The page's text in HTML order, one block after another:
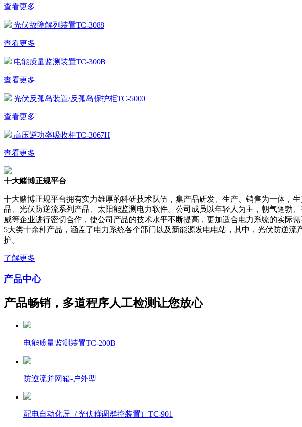
查看更多
光伏故障解列装置TC-3088
查看更多
电能质量监测装置TC-300B
查看更多
光伏反孤岛装置/反孤岛保护柜TC-5000
查看更多
高压逆功率吸收柜TC-3067H
查看更多
十大赌博正规平台
十大赌博正规平台拥有实力雄厚的科研技术队伍，集产品研发、生产、销售为一体，
品、光伏防逆流系列产品、太阳能监测电力软件。公司成员以年轻人为主，朝气蓬勃
威等企业进行密切合作，使公司产品的技术水平不断提高，更加适合电力系统的实际
5大类十余种产品，涵盖了电力系统各个部门以及新能源发电电站，其中，光伏防逆
护。
了解更多
产品中心
产品畅销，多道程序人工检测让您放心
电能质量监测装置TC-200B
防逆流并网箱-户外型
配电自动化屏（光伏群调群控装置）TC-901